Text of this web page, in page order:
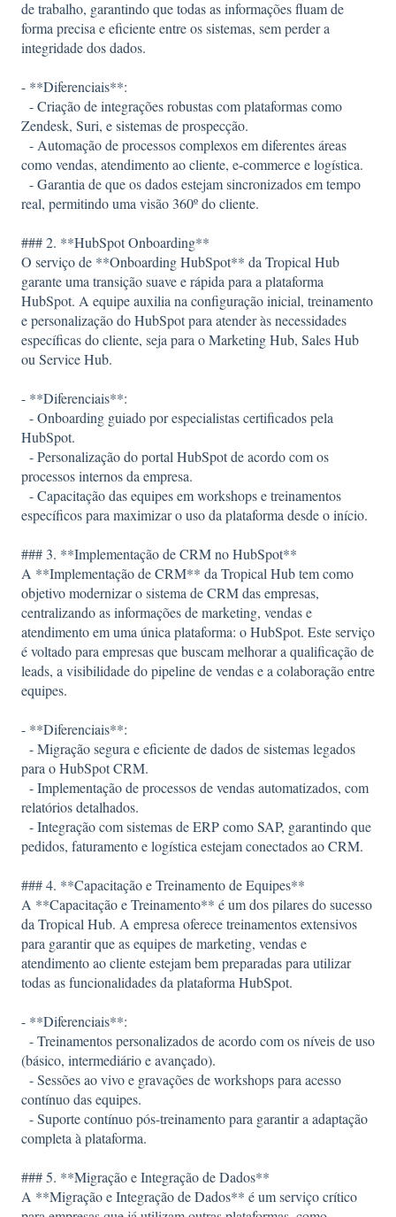
de trabalho, garantindo que todas as informações fluam de
forma precisa e eficiente entre os sistemas, sem perder a
integridade dos dados.
- **Diferenciais**:
- Criação de integrações robustas com plataformas como
Zendesk, Suri, e sistemas de prospecção.
- Automação de processos complexos em diferentes áreas
como vendas, atendimento ao cliente, e-commerce e logística.
- Garantia de que os dados estejam sincronizados em tempo
real, permitindo uma visão 360º do cliente.
### 2. **HubSpot Onboarding**
O serviço de **Onboarding HubSpot** da Tropical Hub
garante uma transição suave e rápida para a plataforma
HubSpot. A equipe auxilia na configuração inicial, treinamento
e personalização do HubSpot para atender às necessidades
específicas do cliente, seja para o Marketing Hub, Sales Hub
ou Service Hub.
- **Diferenciais**:
- Onboarding guiado por especialistas certificados pela
HubSpot.
- Personalização do portal HubSpot de acordo com os
processos internos da empresa.
- Capacitação das equipes em workshops e treinamentos
específicos para maximizar o uso da plataforma desde o início.
### 3. **Implementação de CRM no HubSpot**
A **Implementação de CRM** da Tropical Hub tem como
objetivo modernizar o sistema de CRM das empresas,
centralizando as informações de marketing, vendas e
atendimento em uma única plataforma: o HubSpot. Este serviço
é voltado para empresas que buscam melhorar a qualificação de
leads, a visibilidade do pipeline de vendas e a colaboração entre
equipes.
- **Diferenciais**:
- Migração segura e eficiente de dados de sistemas legados
para o HubSpot CRM.
- Implementação de processos de vendas automatizados, com
relatórios detalhados.
- Integração com sistemas de ERP como SAP, garantindo que
pedidos, faturamento e logística estejam conectados ao CRM.
### 4. **Capacitação e Treinamento de Equipes**
A **Capacitação e Treinamento** é um dos pilares do sucesso
da Tropical Hub. A empresa oferece treinamentos extensivos
para garantir que as equipes de marketing, vendas e
atendimento ao cliente estejam bem preparadas para utilizar
todas as funcionalidades da plataforma HubSpot.
- **Diferenciais**:
- Treinamentos personalizados de acordo com os níveis de uso
(básico, intermediário e avançado).
- Sessões ao vivo e gravações de workshops para acesso
contínuo das equipes.
- Suporte contínuo pós-treinamento para garantir a adaptação
completa à plataforma.
### 5. **Migração e Integração de Dados**
A **Migração e Integração de Dados** é um serviço crítico